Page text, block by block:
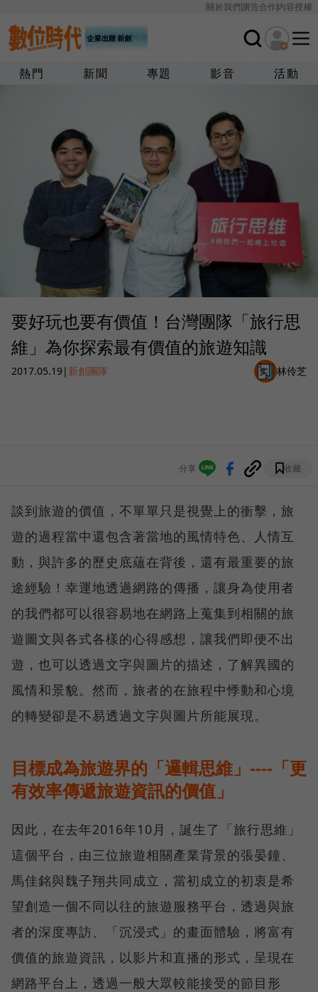
關於我們廣告合作內容授權
熱門 新聞 專題 影音 活動
要好玩也要有價值！台灣團隊「旅行思
維」為你探索最有價值的旅遊知識
2017.05.19| 新創團隊 林伶芝
分享 收藏
談到旅遊的價值，不單單只是視覺上的衝擊，旅
遊的過程當中還包含著當地的風情特色、人情互
動，與許多的歷史底蘊在背後，還有最重要的旅
途經驗！幸運地透過網路的傳播，讓身為使用者
的我們都可以很容易地在網路上蒐集到相關的旅
遊圖文與各式各樣的心得感想，讓我們即便不出
遊，也可以透過文字與圖片的描述，了解異國的
風情和景貌。然而，旅者的在旅程中悸動和心境
的轉變卻是不易透過文字與圖片所能展現。
目標成為旅遊界的「邏輯思維」----「更
有效率傳遞旅遊資訊的價值」
因此，在去年2016年10月，誕生了「旅行思維」
這個平台，由三位旅遊相關產業背景的張晏鐘、
馬佳銘與魏子翔共同成立，當初成立的初衷是希
望創造一個不同以往的旅遊服務平台，透過與旅
者的深度專訪、「沉浸式」的畫面體驗，將富有
價值的旅遊資訊，以影片和直播的形式，呈現在
網路平台上，透過一般大眾較能接受的節目形